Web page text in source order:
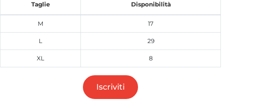
Taglie Disponibilità
M 17
L 29
XL 8
Iscriviti